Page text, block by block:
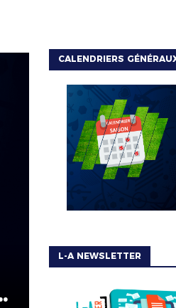
CALENDRIERS
L-A NEWSLETTER